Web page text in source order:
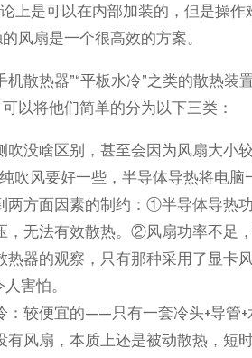
上是可以在内部加装的，但是操
风扇是一个很高效的方案。
散热器”“平板水冷”之类的散热
以将他们简单的分为以下三类：
没啥区别，甚至会因为风扇大小
吹风要好一些，半导体导热将电
两方面因素的制约：①半导体导热
，无法有效散热。②风扇功率不足
器的观察，只有那种采用了显卡
害怕。
：较便宜的——只有一套冷头+导
风扇，本质上还是被动散热，短